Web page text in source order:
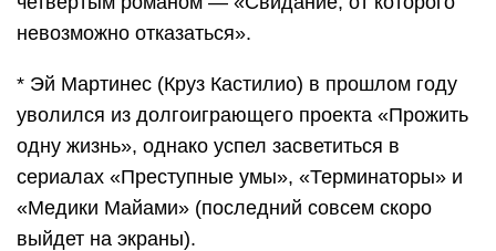
невозможно отказаться».
* Эй Мартинес (Круз Кастилио) в прошлом году
уволился из долгоиграющего проекта «Прожить
одну жизнь», однако успел засветиться в
сериалах «Преступные умы», «Терминаторы» и
«Медики Майами» (последний совсем скоро
выйдет на экраны).